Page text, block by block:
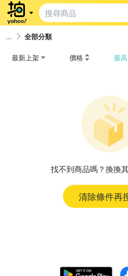
全部分類
最新上架 價格 最
找不到商品嗎？換換
清除條件再